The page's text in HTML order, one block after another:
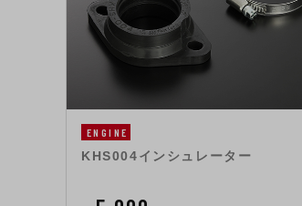
ENGINE
KHS004インシュレーター